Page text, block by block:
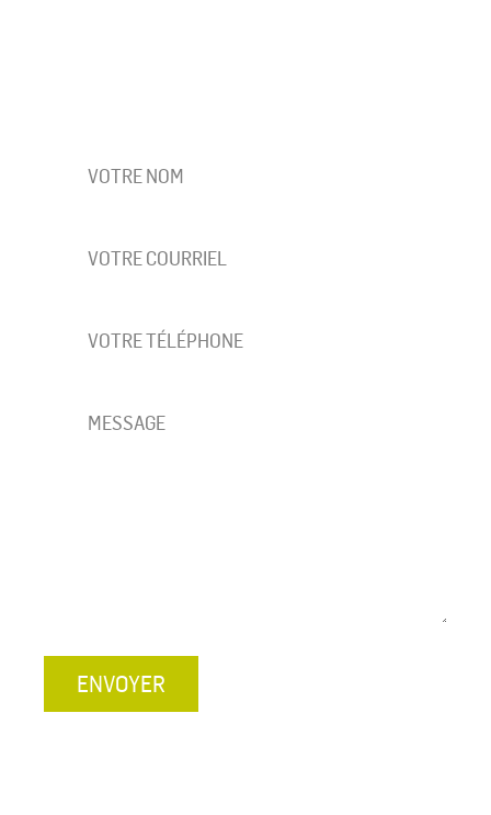
ENVOYER